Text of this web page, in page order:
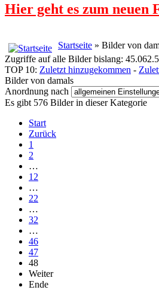
Hier geht es zum neuen
Startseite » Bilder von
Zugriffe auf alle Bilder bislang:
TOP 10: Zuletzt hinzugekommen -
Bilder von damals
Anordnung nach
Es gibt 576 Bilder in dieser Kategorie
Start
Zurück
1
2
…
12
…
22
…
32
…
46
47
48
Weiter
Ende